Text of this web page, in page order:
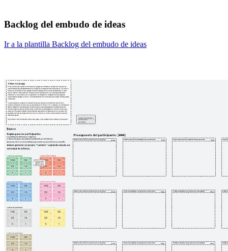
Backlog del embudo de ideas
Ir a la plantilla Backlog del embudo de ideas